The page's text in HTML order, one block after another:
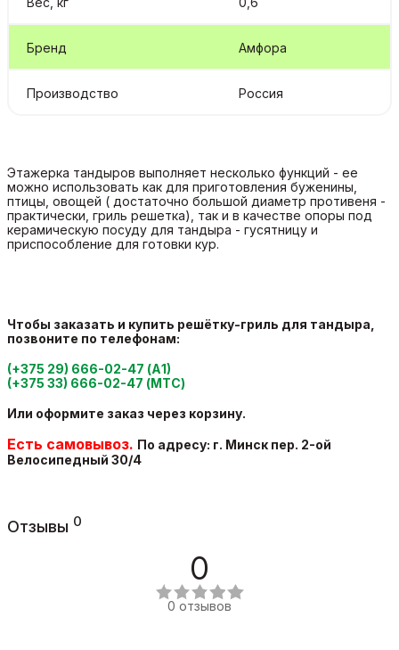
Бренд Амфора
Производство Россия
Этажерка тандыров выполняет несколько функций - ее
можно использовать как для приготовления буженины,
птицы, овощей ( достаточно большой диаметр противеня -
практически, гриль решетка), так и в качестве опоры под
керамическую посуду для тандыра - гусятницу и
приспособление для готовки кур.
Чтобы заказать и купить решётку-гриль для тандыра,
позвоните по телефонам:
(+375 29) 666-02-47 (А1)
(+375 33) 666-02-47 (МТС)
Или оформите заказ через корзину.
Есть самовывоз. По адресу: г. Минск пер. 2-ой
Велосипедный 30/4
Отзывы 0
0
0 отзывов